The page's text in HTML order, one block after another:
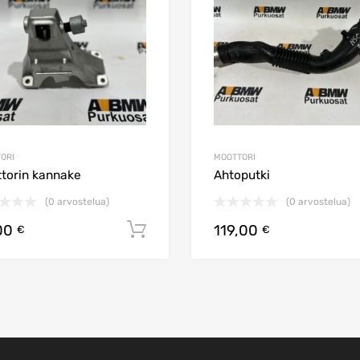
kannake
(0 arvostelua)
€ Lisää ostoskoriin
MOOTTORI
Ahtoputki
(0 arvostelua)
119,00 €